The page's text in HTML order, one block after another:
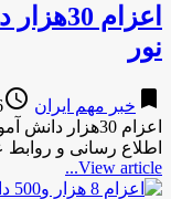
اعزام
نور
bookmark خبر مهم ایران access_time
اعزام 30هزار
اطلاع رسانی و
View article...